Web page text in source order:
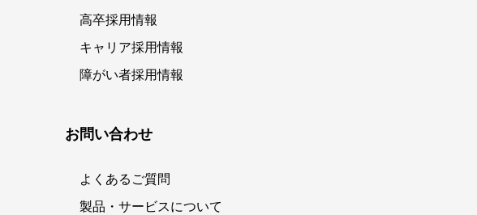
高卒採用情報
キャリア採用情報
障がい者採用情報
お問い合わせ
よくあるご質問
製品・サービスについて